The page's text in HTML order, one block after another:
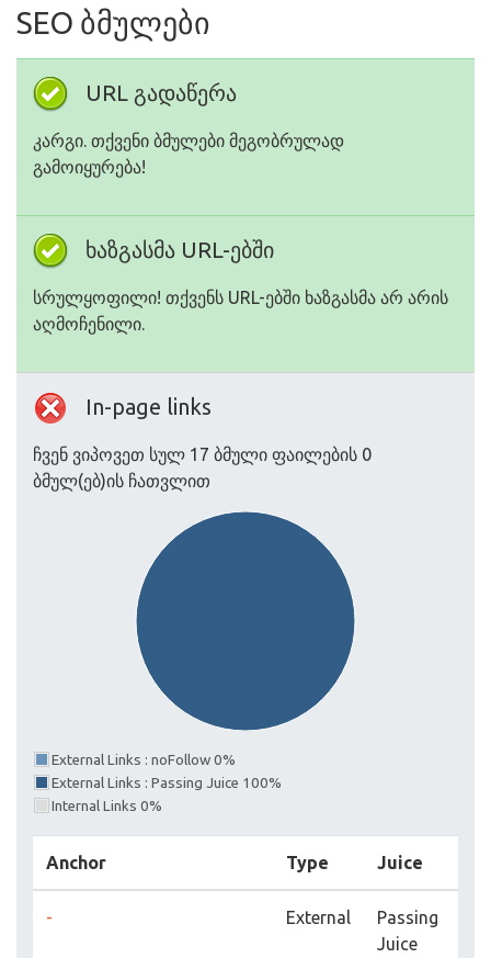
SEO ბმულები
URL გადაწერა
კარგი. თქვენი ბმულები მეგობრულად
გამოიყურება!
ხაზგასმა URL-ებში
სრულყოფილი! თქვენს URL-ებში ხაზგასმა არ არის
აღმოჩენილი.
In-page links
ჩვენ ვიპოვეთ სულ 17 ბმული ფაილების 0
ბმულ(ებ)ის ჩათვლით
External Links : noFollow 0%
External Links : Passing Juice 100%
Internal Links 0%
Anchor Type Juice
- External
Passing
Juice